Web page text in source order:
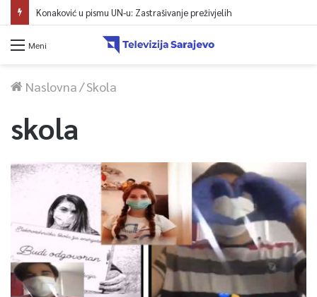
Konaković u pismu UN-u: Zastrašivanje preživjelih
Meni
Naslovna/Skola
skola